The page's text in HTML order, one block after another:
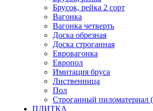
Брусок, рейка 2 сорт
Вагонка
Вагонка четверть
Доска обрезная
Доска строганная
Евровагонка
Европол
Имитация бруса
Лиственница
Пол
Строганный пиломатериал
ПЛИТКА